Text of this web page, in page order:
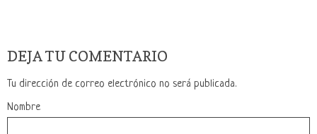
DEJA TU COMENTARIO
Tu dirección de correo electrónico no será publicada.
Nombre